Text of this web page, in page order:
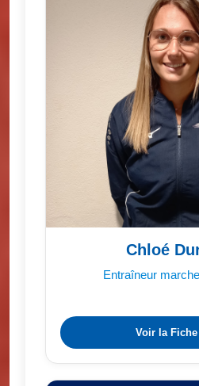
Chloé
Entraîneur
Voir la Fiche